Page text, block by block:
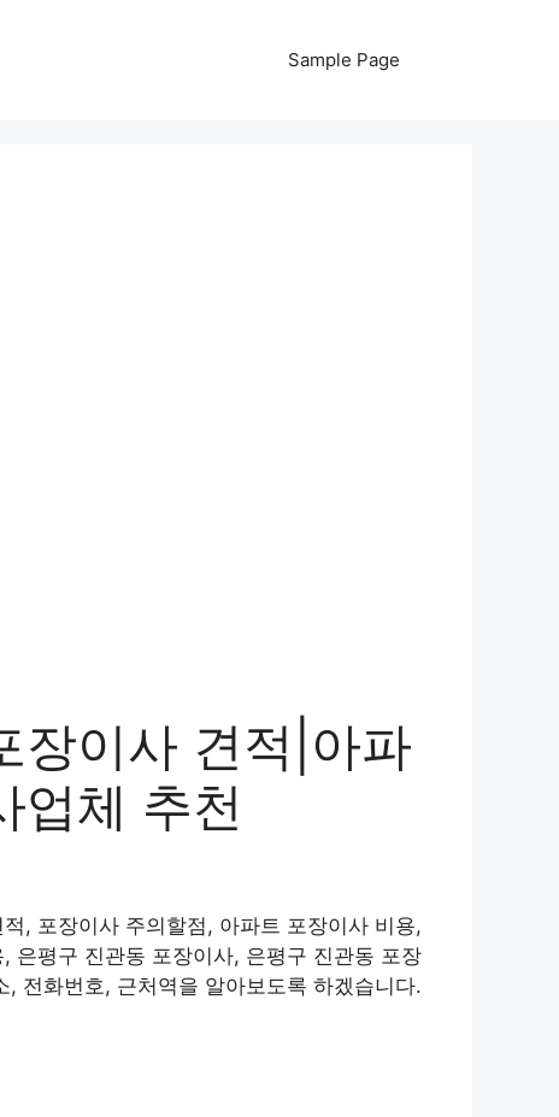
Sample Page
장이사 견적|아파
업체 추천
, 포장이사 주의할점, 아파트 포장이사 비용,
은평구 진관동 포장이사, 은평구 진관동 포장
전화번호, 근처역을 알아보도록 하겠습니다.